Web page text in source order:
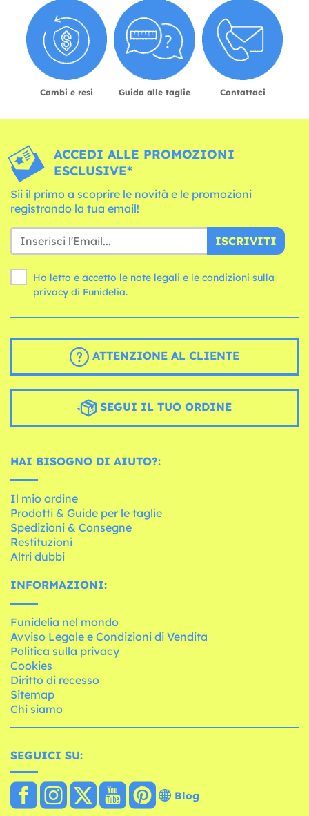
Cambi e resi Guida alle taglie Contattaci
ACCEDI ALLE PROMOZIONI
ESCLUSIVE*
Sii il primo a scoprire le novità e le promozioni
registrando la tua email!
ISCRIVITI
Ho letto e accetto le note legali e le condizioni
privacy di Funidelia.
ATTENZIONE AL CLIENTE
SEGUI IL TUO ORDINE
HAI BISOGNO DI AIUTO?:
Il mio ordine
Prodotti & Guide per le taglie
Spedizioni & Consegne
Restituzioni
Altri dubbi
INFORMAZIONI:
Funidelia nel mondo
Avviso Legale e Condizioni di Vendita
Politica sulla privacy
Cookies
Diritto di recesso
Sitemap
Chi siamo
SEGUICI SU:
Blog